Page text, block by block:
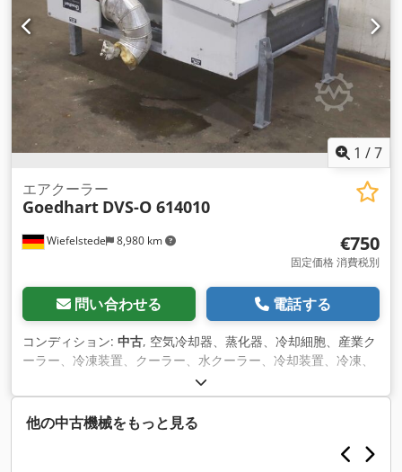
1 /7
Wiefelstede 8,980 km
エアクーラー
Goedhart DVS-O 614010
€750
固定価格 消費税別
問い合わせる 電話する
コンディション: 中古, 空気冷却器、蒸化器、冷却細胞、産業ク
ーラー、冷凍装置、クーラー、水クーラー、冷却装置、冷凍、
冷たい店、冷却された容器、冷たい細胞 、熱交換器 -メーカ
ー：Goedhart、産業用クーラータイプDVS-O 614010
Dkedpfjqva Nyex Aagjr -ファン直径：400 mm -作動圧力：最
大5 bar -使用温度：最高50 -寸法: 1410/1170/H700 mm -重
他の中古機械をもっと見る